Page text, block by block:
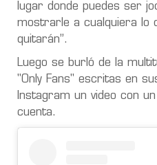
lugar donde puedes ser
mostrarle a cualquiera lo
quitarán”.
Luego se burló de la
"Only Fans" escritas en
Instagram un video con
cuenta.